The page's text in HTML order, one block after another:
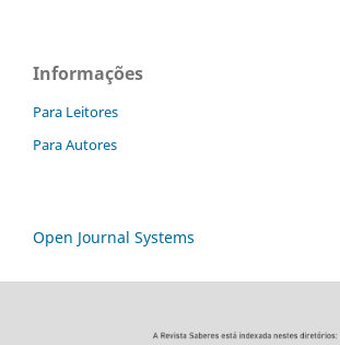
Informações
Para Leitores
Para Autores
Open Journal Systems